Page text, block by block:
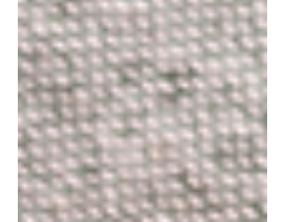
Lentilha. A melhor coisa de uma
salada sem folhas é que ela dura
muuuito mais na geladeira, então já
segue a dica dessa receita.
Refrescantíssima, saborosa, muito
nutritiva e prote